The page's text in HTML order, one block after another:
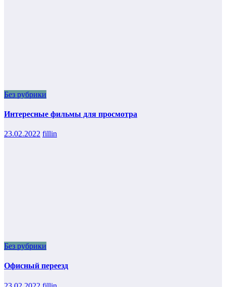
Без рубрики
Интересные фильмы для просмотра
23.02.2022 fillin
Без рубрики
Офисный переезд